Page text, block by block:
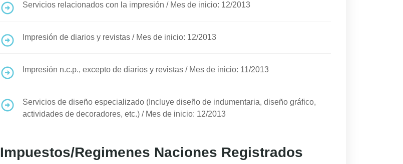
Servicios relacionados con la impresión / Mes de inicio: 12/2013
Impresión de diarios y revistas / Mes de inicio: 12/2013
Impresión n.c.p., excepto de diarios y revistas / Mes de inicio: 11/2013
Servicios de diseño especializado (Incluye diseño de indumentaria, diseño gráfico,
actividades de decoradores, etc.) / Mes de inicio: 12/2013
Impuestos/Regimenes Naciones Registrados